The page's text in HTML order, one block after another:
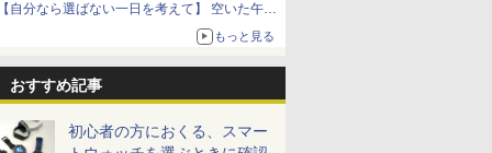
自分なら選ばない一日を考えて】 空いた午後
チャッピーに捧げたら、思わぬ絶景に出会っ
もっと見る
おすすめ記事
初心者の方におくる、スマー